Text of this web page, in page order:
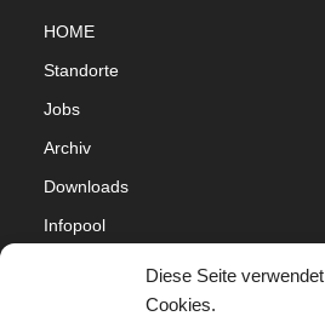
Diese Seite verwendet
Cookies.
HOME
Standorte
Jobs
Archiv
Downloads
Infopool